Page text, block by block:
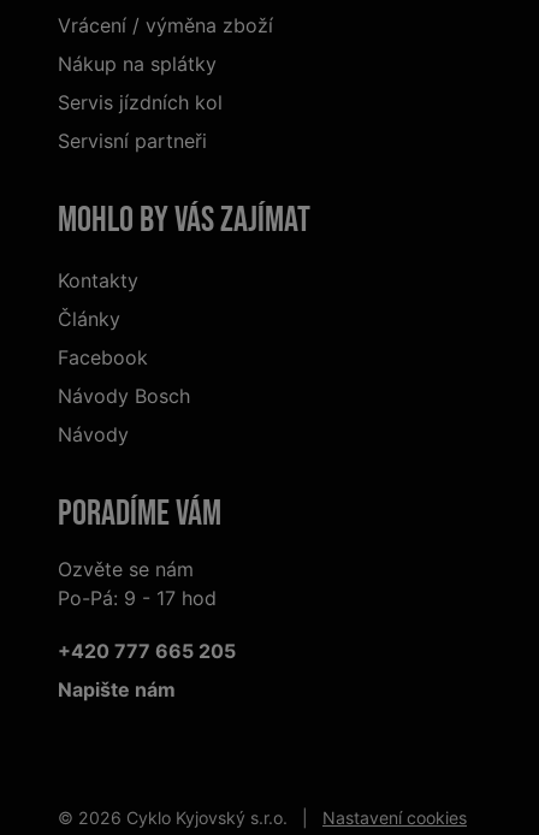
Vrácení / výměna zboží
Nákup na splátky
Servis jízdních kol
Servisní partneři
Mohlo by vás zajímat
Kontakty
Články
Facebook
Návody Bosch
Návody
Poradíme Vám
Ozvěte se nám
Po-Pá: 9 - 17 hod
+420 777 665 205
Napište nám
© 2026 Cyklo Kyjovský s.r.o. | Nastavení cookies